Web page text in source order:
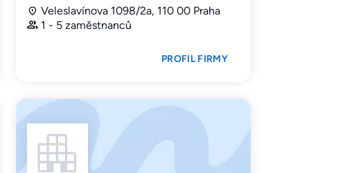
Veleslavínova 1098/2a, 110 00 Praha
1 - 5 zaměstnanců
PROFIL FIRMY